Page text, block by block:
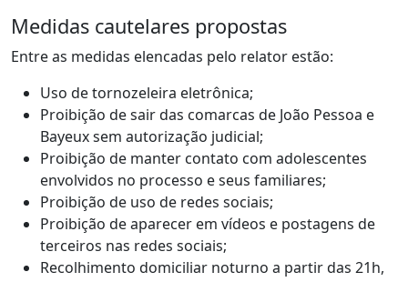
Medidas cautelares propostas
Entre as medidas elencadas pelo relator estão:
Uso de tornozeleira eletrônica;
Proibição de sair das comarcas de João Pessoa e
Bayeux sem autorização judicial;
Proibição de manter contato com adolescentes
envolvidos no processo e seus familiares;
Proibição de uso de redes sociais;
Proibição de aparecer em vídeos e postagens de
terceiros nas redes sociais;
Recolhimento domiciliar noturno a partir das 21h,